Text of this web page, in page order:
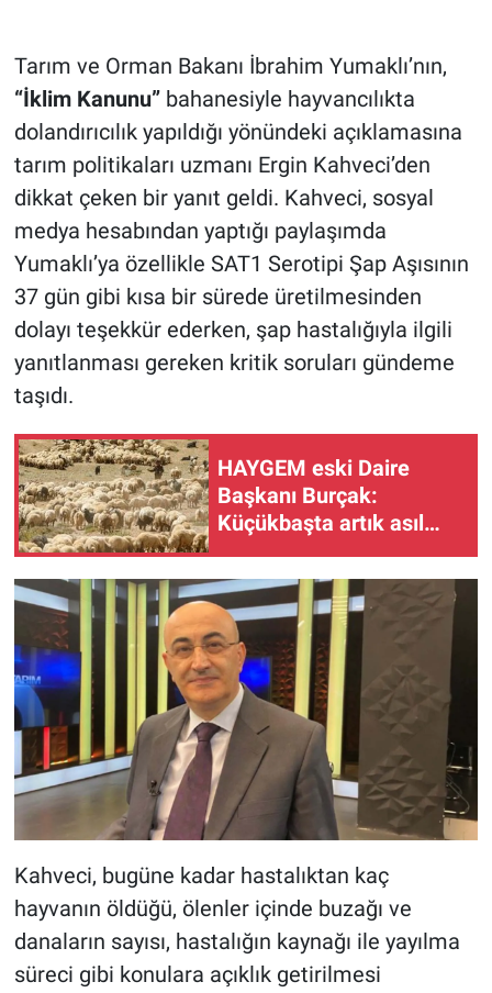
Tarım ve Orman Bakanı İbrahim Yumaklı’nın,
“İklim Kanunu”bahanesiyle hayvancılıkta
dolandırıcılık yapıldığı yönündeki açıklamasına
tarım politikaları uzmanı Ergin Kahveci’den
dikkat çeken bir yanıt geldi. Kahveci, sosyal
medya hesabından yaptığı paylaşımda
Yumaklı’ya özellikle SAT1 Serotipi Şap Aşısının
37 gün gibi kısa bir sürede üretilmesinden
dolayı teşekkür ederken, şap hastalığıyla ilgili
yanıtlanması gereken kritik soruları gündeme
taşıdı.
HAYGEM eski Daire
Başkanı Burçak:
Küçükbaşta artık asıl
mesele destek değil,
ihracat politikası
Kahveci, bugüne kadar hastalıktan kaç
hayvanın öldüğü, ölenler içinde buzağı ve
danaların sayısı, hastalığın kaynağı ile yayılma
süreci gibi konulara açıklık getirilmesi